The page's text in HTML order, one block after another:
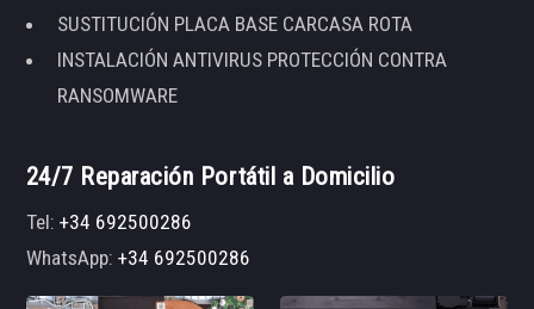
SUSTITUCIÓN PLACA BASE CARCASA ROTA
INSTALACIÓN ANTIVIRUS PROTECCIÓN CONTRA
RANSOMWARE
24/7 Reparación Portátil a Domicilio
Tel:+34 692500286
WhatsApp:+34 692500286